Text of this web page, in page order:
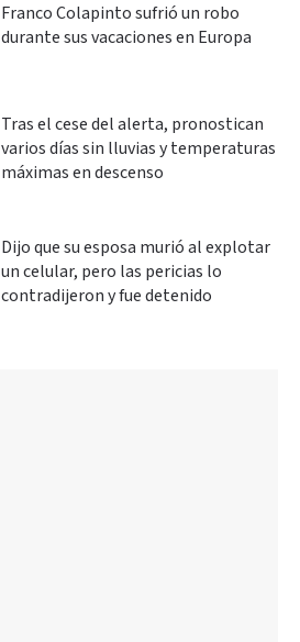
Franco Colapinto sufrió un robo
durante sus vacaciones en Europa
Tras el cese del alerta, pronostican
varios días sin lluvias y temperaturas
máximas en descenso
Dijo que su esposa murió al explotar
un celular, pero las pericias lo
contradijeron y fue detenido